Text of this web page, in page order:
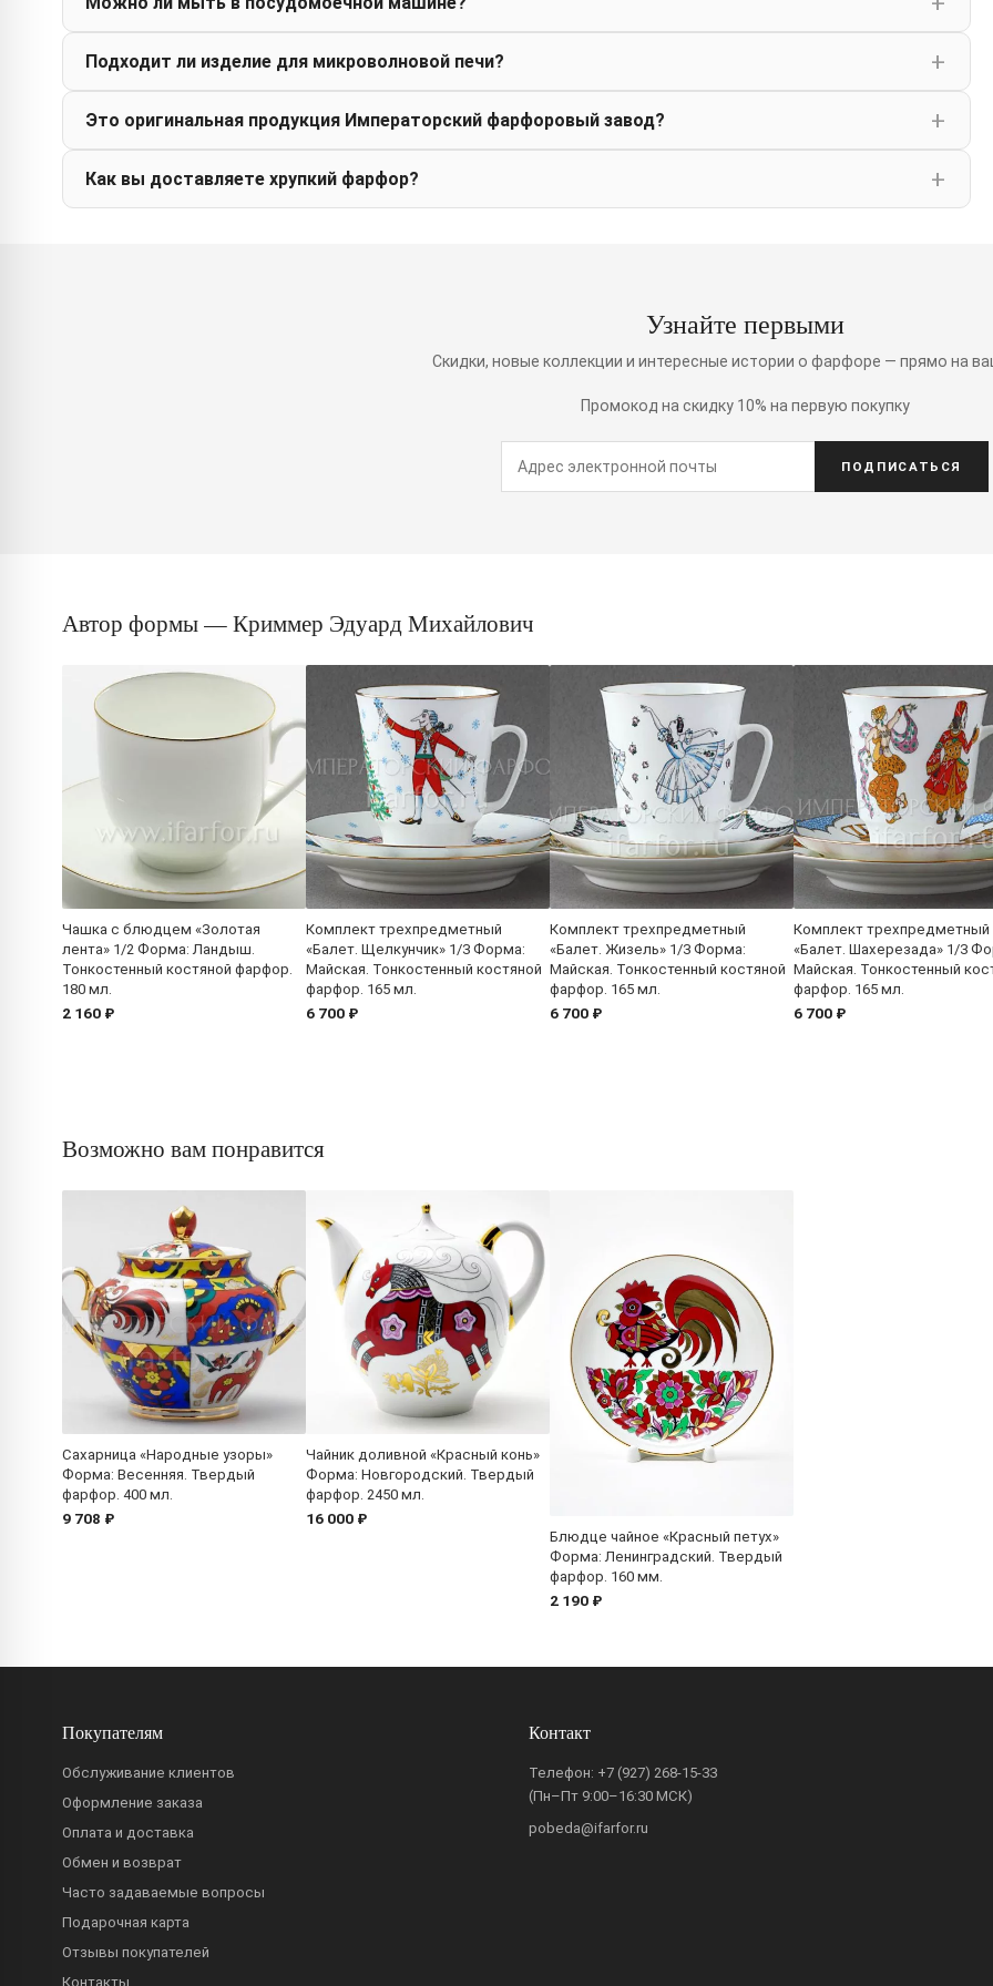
Подходит ли изделие для микроволновой печи?
Это оригинальная продукция Императорский фарфоровый завод?
Как вы доставляете хрупкий фарфор?
Узнайте первыми
Скидки, новые коллекции и интересные истории о фарфоре — прямо на
Промокод на скидку 10% на первую покупку
ПОДПИСАТЬСЯ
Автор формы — Криммер Эдуард Михайлович
Чашка с блюдцем «Золотая
лента» 1/2 Форма: Ландыш.
Тонкостенный костяной фарфор.
180 мл.
2 160 ₽
Комплект трехпредметный
«Балет. Щелкунчик» 1/3 Форма:
Майская. Тонкостенный костяной
фарфор. 165 мл.
6 700 ₽
Комплект трехпредметный
«Балет. Жизель» 1/3 Форма:
Майская. Тонкостенный костяной
фарфор. 165 мл.
6 700 ₽
Комплект трехпредметный
«Балет. Шахерезада» 1/3
Майская. Тонкостенный
фарфор. 165 мл.
6 700 ₽
Возможно вам понравится
Сахарница «Народные узоры»
Форма: Весенняя. Твердый
фарфор. 400 мл.
9 708 ₽
Чайник доливной «Красный конь»
Форма: Новгородский. Твердый
фарфор. 2450 мл.
16 000 ₽
Блюдце чайное «Красный петух»
Форма: Ленинградский. Твердый
фарфор. 160 мм.
2 190 ₽
Покупателям
Обслуживание клиентов
Оформление заказа
Оплата и доставка
Обмен и возврат
Часто задаваемые вопросы
Подарочная карта
Отзывы покупателей
Контакты
Контакт
Телефон: +7 (927) 268-15-33
(Пн–Пт 9:00–16:30 МСК)
pobeda@ifarfor.ru